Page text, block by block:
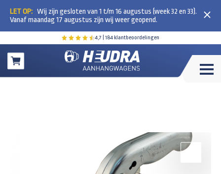
4,7 | 184 klantbeoordelingen
Winkelwagen
LET OP: Wij zijn gesloten van 1 t/m 16 augustus (week 32 en 33).
Vanaf maandag 17 augustus zijn wij weer geopend.